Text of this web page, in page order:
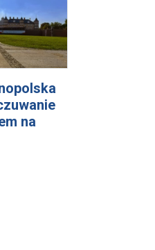
na